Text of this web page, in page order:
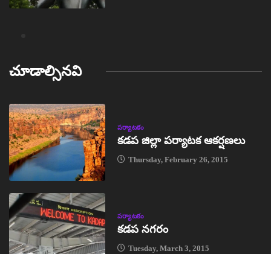
చూడాల్సినవి
పర్యాటకం
కడప జిల్లా పర్యాటక ఆకర్షణలు
Thursday, February 26, 2015
పర్యాటకం
కడప నగరం
Tuesday, March 3, 2015